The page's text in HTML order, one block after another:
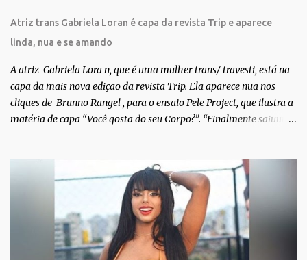
Atriz trans Gabriela Loran é capa da revista Trip e aparece
linda, nua e se amando
A atriz Gabriela Lora n, que é uma mulher trans/ travesti, está na
capa da mais nova edição da revista Trip. Ela aparece nua nos
cliques de Brunno Rangel , para o ensaio Pele Project, que ilustra a
matéria de capa “Você gosta do seu Corpo?”. “Finalmente saiuuu!!!
convidarem para esse projeto incrível, que fala acima de tudo
sobre amor. Todo carinho do mundo para a Dri da Trip que foi a
ponte disso tudo”, escreveu Gabriela. Gabriela classificou a capa
como linda e a matéria que envolvem 180 histórias (e corpos nus)
de gente que se apaixonou pela própria pele – como
extraordinária. O Pele Projetc tem como objetivo fotografar e